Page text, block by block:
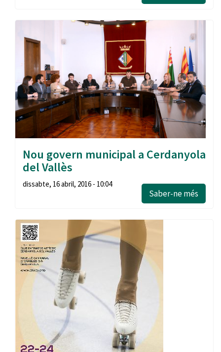
Nou govern municipal a Cerdanyola
del Vallès
dissabte, 16 abril, 2016 - 10:04
Saber-ne més